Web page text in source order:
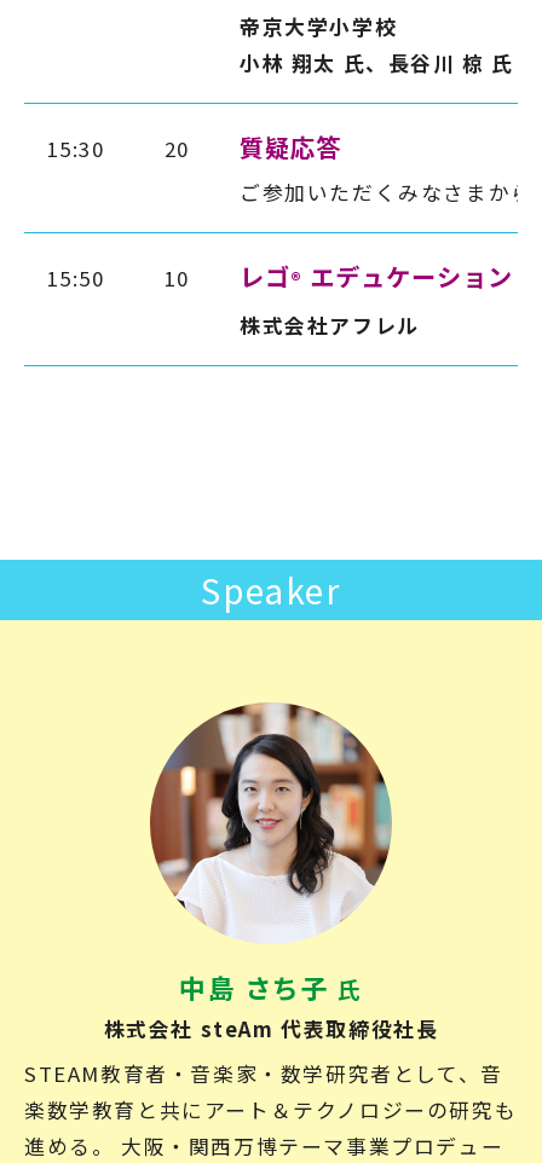
帝京大学小学校
小林 翔太 氏、長谷川 椋 氏
15:30 20 質疑応答
ご参加いただくみなさまか
15:50 10 レゴ® エデュケーション
株式会社アフレル
Speaker
中島 さち子氏
株式会社 steAm 代表取締役社長
STEAM教育者・音楽家・数学研究者として、音
楽数学教育と共にアート＆テクノロジーの研究も
進める。 大阪・関西万博テーマ事業プロデュー